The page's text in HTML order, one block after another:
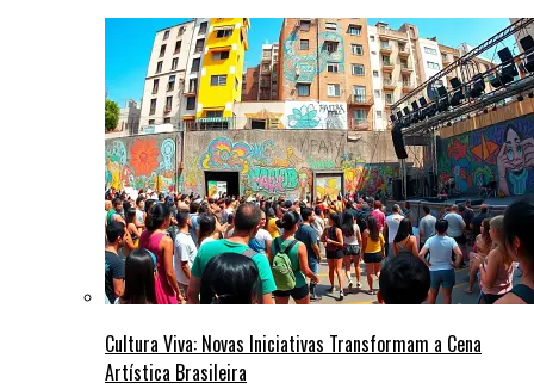
Cultura Viva: Novas Iniciativas Transformam a Cena
Artística Brasileira